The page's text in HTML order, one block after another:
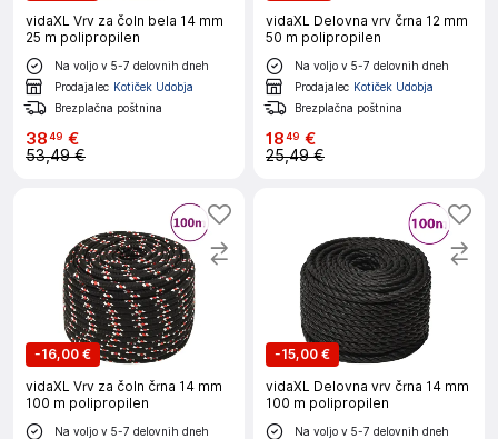
vidaXL Vrv za čoln bela 14 mm
25 m polipropilen
Na voljo v 5-7 delovnih dneh
Prodajalec Kotiček Udobja
Brezplačna poštnina
3849 €
53,49 €
vidaXL Delovna vrv črna 12 mm
50 m polipropilen
Na voljo v 5-7 delovnih dneh
Prodajalec Kotiček Udobja
Brezplačna poštnina
1849 €
25,49 €
-16,00 €
vidaXL Vrv za čoln črna 14 mm
100 m polipropilen
Na voljo v 5-7 delovnih dneh
-15,00 €
vidaXL Delovna vrv črna 14 mm
100 m polipropilen
Na voljo v 5-7 delovnih dneh